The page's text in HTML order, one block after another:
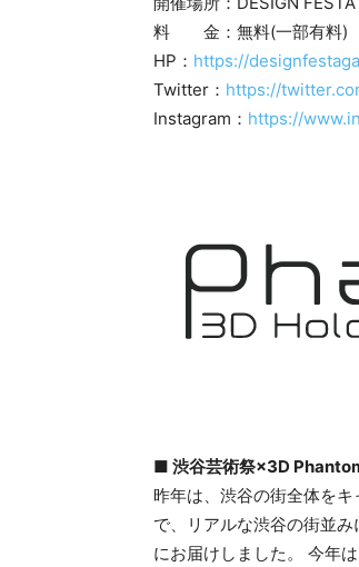
料 金：無料(一部有料)
HP： https://
Twitter： https://
Instagram： https://
■ 渋谷芸術祭×3D
昨年は、渋谷の街全体を
で、リアルな渋谷の街並
にお届けしました。 今年